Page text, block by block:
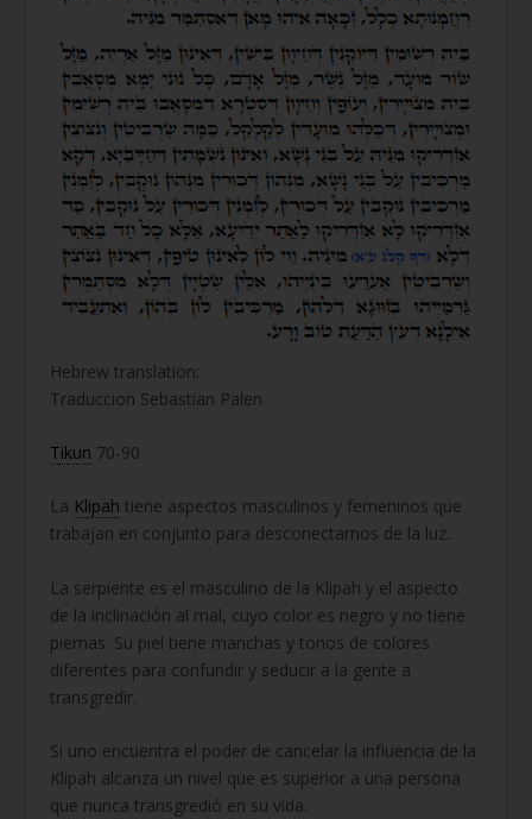
Hebrew translation:
Traduccion Sebastian Palen
Tikun 70-90
La Klipah tiene aspectos masculinos y femeninos que
trabajan en conjunto para desconectarnos de la luz.
La serpiente es el masculino de la Klipah y el aspecto
de la inclinación al mal, cuyo color es negro y no tiene
piernas. Su piel tiene manchas y tonos de colores
diferentes para confundir y seducir a la gente a
transgredir.
Si uno encuentra el poder de cancelar la influencia de la
Klipah alcanza un nivel que es superior a una persona
que nunca transgredió en su vida.